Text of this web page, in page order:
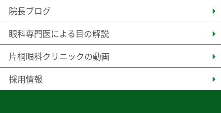
院長ブログ
眼科専門医による目の解説
片桐眼科クリニックの動画
採用情報